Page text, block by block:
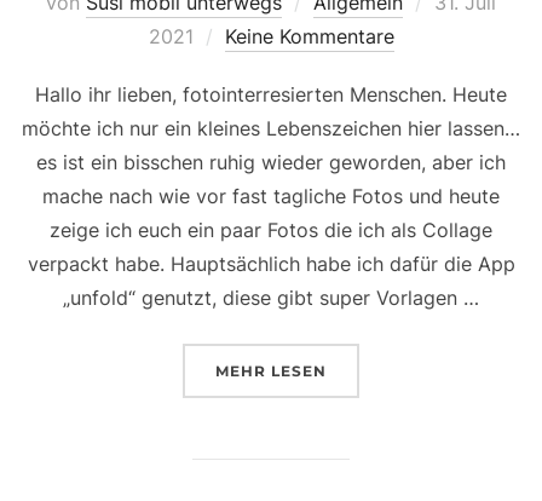
2021
Keine Kommentare
Hallo ihr lieben, fotointerresierten Menschen. Heute
möchte ich nur ein kleines Lebenszeichen hier lassen…
es ist ein bisschen ruhig wieder geworden, aber ich
mache nach wie vor fast tagliche Fotos und heute
zeige ich euch ein paar Fotos die ich als Collage
verpackt habe. Hauptsächlich habe ich dafür die App
„unfold“ genutzt, diese gibt super Vorlagen …
MEHR ÜBER „EIN FOTOGRAFISCHES
LESEN